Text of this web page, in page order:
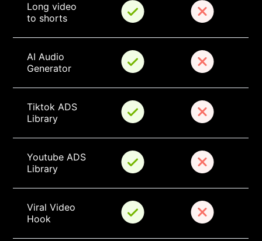
Long video
to shorts
AI Audio
Generator
Tiktok ADS
Library
Youtube ADS
Library
Viral Video
Hook